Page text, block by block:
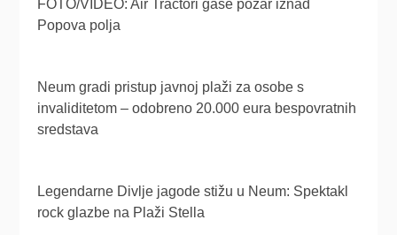
FOTO/VIDEO: Air Tractori gase požar iznad
Popova polja
Neum gradi pristup javnoj plaži za osobe s
invaliditetom – odobreno 20.000 eura bespovratnih
sredstava
Legendarne Divlje jagode stižu u Neum: Spektakl
rock glazbe na Plaži Stella